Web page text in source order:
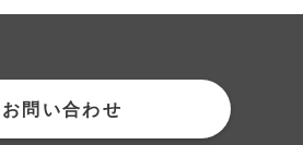
お問い合わせ